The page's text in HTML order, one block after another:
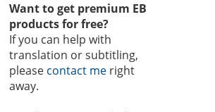
Want to get premium EB
products for free?
If you can help with
translation or subtitling,
please contact me right
away.